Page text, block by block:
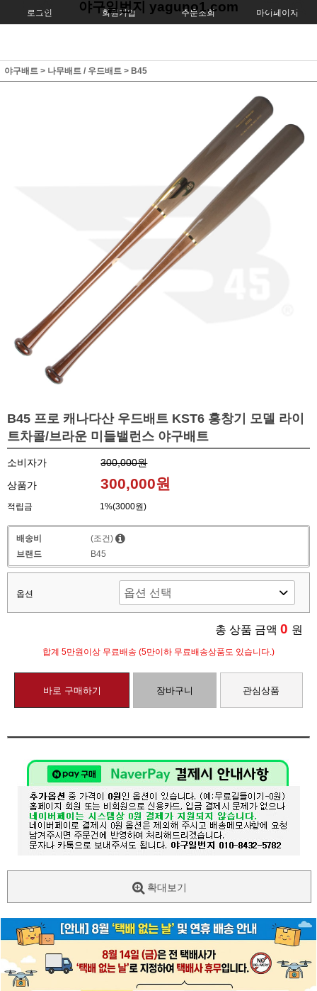
로그인 회원가입 주문조회 마이페이지
야구일번지 yaguno1.com
야구배트 > 나무배트 / 우드배트 > B45
B45 프로 캐나다산 우드배트 KST6 홍창기 모델 라이
트차콜/브라운 미들밸런스 야구배트
소비자가
300,000원
상품가
300,000원
적립금 1%(3000원)
배송비
(조건)
브랜드
B45
옵션
총 상품 금액 0 원
합계 5만원이상 무료배송 (5만이하 무료배송상품도 있습니다.)
바로 구매하기 장바구니 관심상품
확대보기